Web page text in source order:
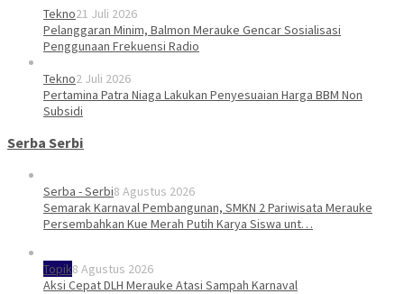
Tekno21 Juli 2026
Pelanggaran Minim, Balmon Merauke Gencar Sosialisasi
Penggunaan Frekuensi Radio
Tekno2 Juli 2026
Pertamina Patra Niaga Lakukan Penyesuaian Harga BBM Non
Subsidi
Serba Serbi
Serba - Serbi8 Agustus 2026
Semarak Karnaval Pembangunan, SMKN 2 Pariwisata Merauke
Persembahkan Kue Merah Putih Karya Siswa unt…
Topik8 Agustus 2026
Aksi Cepat DLH Merauke Atasi Sampah Karnaval